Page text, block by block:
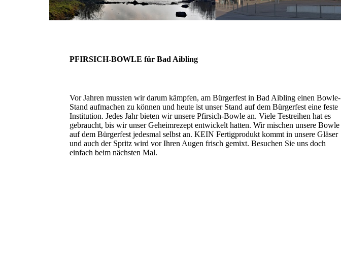
PFIRSICH-BOWLE für Bad Aibling
Vor Jahren mussten wir darum kämpfen, am Bürgerfest in Bad Aibling einen Bowle-
Stand aufmachen zu können und heute ist unser Stand auf dem Bürgerfest eine feste
Institution. Jedes Jahr bieten wir unsere Pfirsich-Bowle an. Viele Testreihen hat es
gebraucht, bis wir unser Geheimrezept entwickelt hatten. Wir mischen unsere Bowle
auf dem Bürgerfest jedesmal selbst an. KEIN Fertigprodukt kommt in unsere Gläser
und auch der Spritz wird vor Ihren Augen frisch gemixt. Besuchen Sie uns doch
einfach beim nächsten Mal.